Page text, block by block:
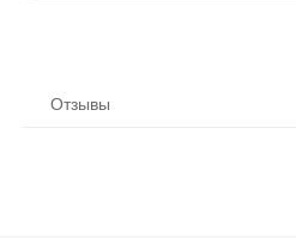
Отзывы